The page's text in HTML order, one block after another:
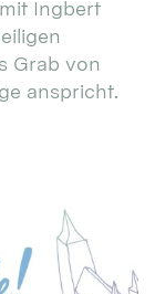
Ingbert
Grab von
anspricht.